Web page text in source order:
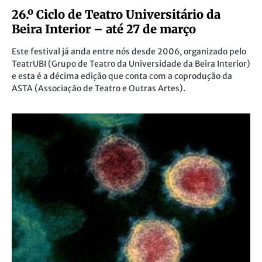
26.º Ciclo de Teatro Universitário da
Beira Interior – até 27 de março
Este festival já anda entre nós desde 2006, organizado pelo
TeatrUBI (Grupo de Teatro da Universidade da Beira Interior)
e esta é a décima edição que conta com a coprodução da
ASTA (Associação de Teatro e Outras Artes).